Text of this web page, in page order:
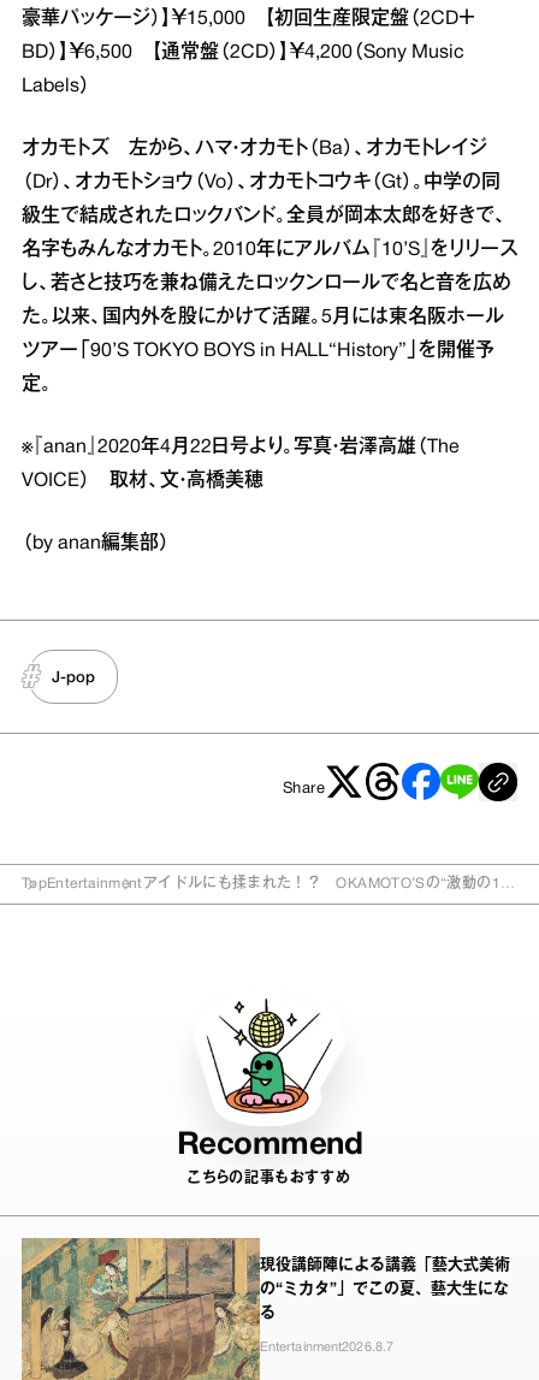
豪華パッケージ）】￥15,000 【初回生産限定盤（2CD＋
BD）】￥6,500 【通常盤（2CD）】￥4,200（Sony Music
Labels）
オカモトズ 左から、ハマ・オカモト（Ba）、オカモトレイジ
（Dr）、オカモトショウ（Vo）、オカモトコウキ（Gt）。中学の同
級生で結成されたロックバンド。全員が岡本太郎を好きで、
名字もみんなオカモト。2010年にアルバム『10’S』をリリース
し、若さと技巧を兼ね備えたロックンロールで名と音を広め
た。以来、国内外を股にかけて活躍。5月には東名阪ホール
ツアー「90’S TOKYO BOYS in HALL“History”」を開催予
定。
※『anan』2020年4月22日号より。写真・岩澤高雄（The
VOICE） 取材、文・高橋美穂
（by anan編集部）
J-pop
Share
TopEntertainment アイドルにも揉まれた！？ OKAMOTO’Sの“激動の10
Recommend
こちらの記事もおすすめ
現役講師陣による講義「藝大式美術
の“ミカタ”」でこの夏、藝大生にな
る
Entertainment2026.8.7